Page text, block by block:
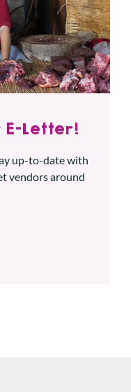
Letter!
up-to-date with
vendors around